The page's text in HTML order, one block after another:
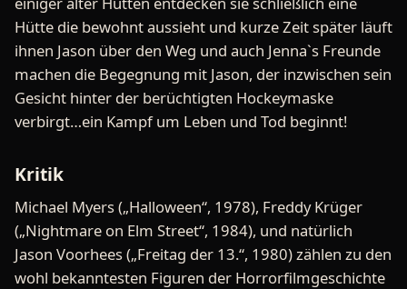
Hütte die bewohnt aussieht und kurze Zeit später läuft
ihnen Jason über den Weg und auch Jenna`s Freunde
machen die Begegnung mit Jason, der inzwischen sein
Gesicht hinter der berüchtigten Hockeymaske
verbirgt…ein Kampf um Leben und Tod beginnt!
Kritik
Michael Myers („Halloween“, 1978), Freddy Krüger
(„Nightmare on Elm Street“, 1984), und natürlich
Jason Voorhees („Freitag der 13.“, 1980) zählen zu den
wohl bekanntesten Figuren der Horrorfilmgeschichte